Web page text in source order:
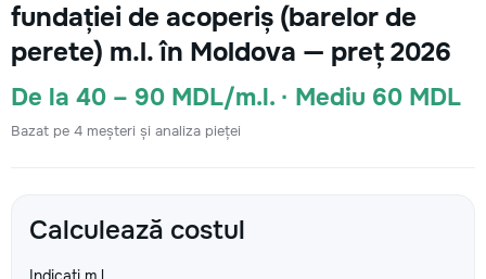
fundației de acoperiș (barelor de
perete) m.l. în Moldova — preț 2026
De la 40 – 90 MDL/m.l. · Mediu 60 MDL
Bazat pe 4 meșteri și analiza pieței
Calculează costul